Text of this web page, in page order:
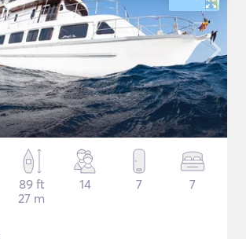
89 ft
27 m
14 7 7